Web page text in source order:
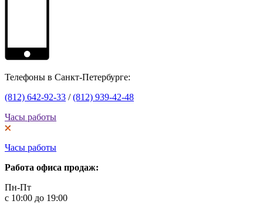
Телефоны в Санкт-Петербурге:
(812) 642-92-33 /(812) 939-42-48
Часы работы
Часы работы
Работа офиса продаж:
Пн-Пт
с 10:00 до 19:00